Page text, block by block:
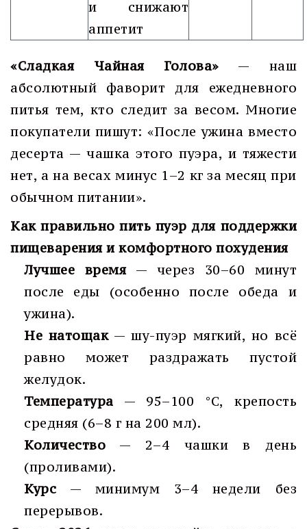
и снижают
аппетит
«Сладкая Чайная Голова» — наш
абсолютный фаворит для ежедневного
питья тем, кто следит за весом. Многие
покупатели пишут: «После ужина вместо
десерта — чашка этого пуэра, и тяжести
нет, а на весах минус 1–2 кг за месяц при
обычном питании».
Как правильно пить пуэр для поддержки
пищеварения и комфортного похудения
Лучшее время— через 30–60 минут
после еды (особенно после обеда и
ужина).
Не натощак— шу-пуэр мягкий, но всё
равно может раздражать пустой
желудок.
Температура — 95–100 °C, крепость
средняя (6–8 г на 200 мл).
Количество — 2–4 чашки в день
(проливами).
Курс — минимум 3–4 недели без
перерывов.